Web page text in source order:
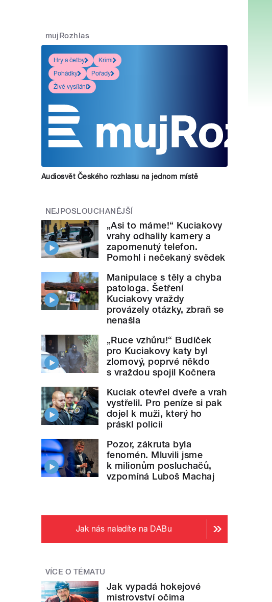
mujRozhlas
Hry a četby
Krimi
Pohádky
Pořady
Živé vysílání
Audiosvět Českého rozhlasu na jednom místě
NEJPOSLOUCHANĚJŠÍ
„Asi to máme!“ Kuciakovy
vrahy odhalily kamery a
zapomenutý telefon.
Pomohl i nečekaný svědek
Manipulace s těly a chyba
patologa. Šetření
Kuciakovy vraždy
provázely otázky, zbraň se
nenašla
„Ruce vzhůru!“ Budíček
pro Kuciakovy katy byl
zlomový, poprvé někdo
s vraždou spojil Kočnera
Kuciak otevřel dveře a vrah
vystřelil. Pro peníze si pak
dojel k muži, který ho
práskl policii
Pozor, zákruta byla
fenomén. Mluvili jsme
k milionům posluchačů,
vzpomíná Luboš Machaj
Jak nás naladíte na DABu
VÍCE O TÉMATU
Jak vypadá hokejové
mistrovství očima